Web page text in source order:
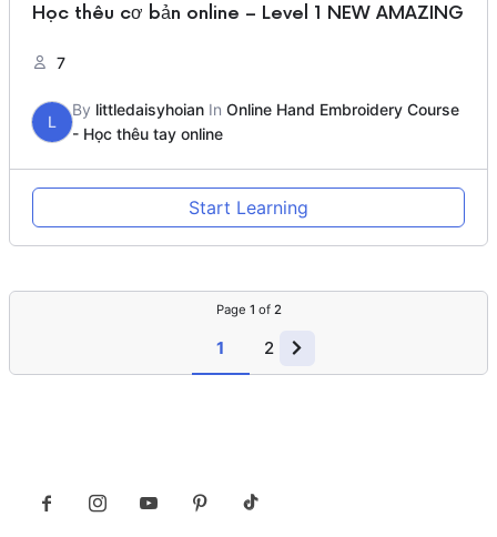
Học thêu cơ bản online – Level 1 NEW AMAZING
7
L
By littledaisyhoian InOnline Hand Embroidery Course
- Học thêu tay online
Start Learning
Page 1 of 2
1 2